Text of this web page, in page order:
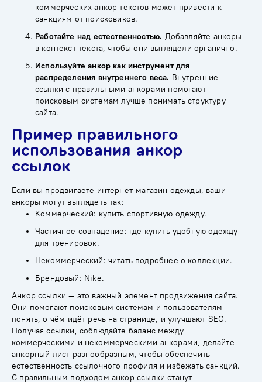
коммерческих анкор текстов может привести к
санкциям от поисковиков.
Работайте над естественностью. Добавляйте анкоры
в контекст текста, чтобы они выглядели органично.
Используйте анкор как инструмент для
распределения внутреннего веса. Внутренние
ссылки с правильными анкорами помогают
поисковым системам лучше понимать структуру
сайта.
Пример правильного
использования анкор
ссылок
Если вы продвигаете интернет-магазин одежды, ваши
анкоры могут выглядеть так:
Коммерческий: купить спортивную одежду.
Частичное совпадение: где купить удобную одежду
для тренировок.
Некоммерческий: читать подробнее о коллекции.
Брендовый: Nike.
Анкор ссылки — это важный элемент продвижения сайта.
Они помогают поисковым системам и пользователям
понять, о чём идёт речь на странице, и улучшают SEO.
Получая ссылки, соблюдайте баланс между
коммерческими и некоммерческими анкорами, делайте
анкорный лист разнообразным, чтобы обеспечить
естественность ссылочного профиля и избежать санкций.
С правильным подходом анкор ссылки станут